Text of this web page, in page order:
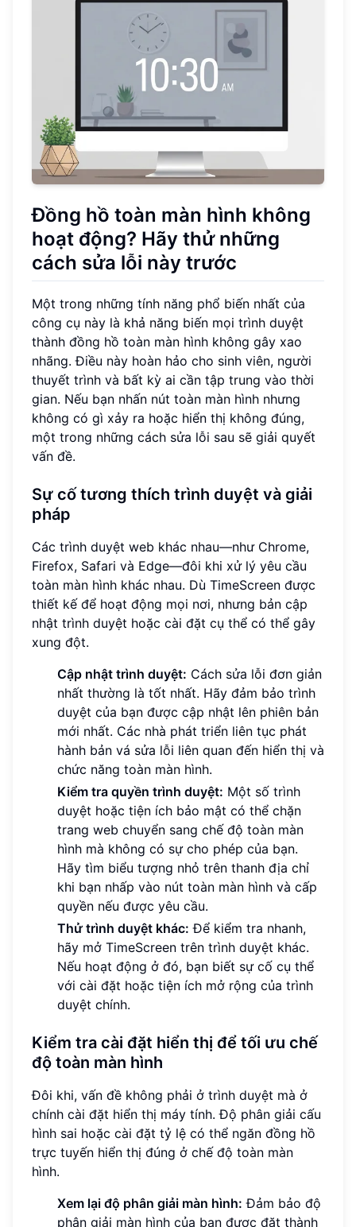
Đồng hồ toàn màn hình không
hoạt động? Hãy thử những
cách sửa lỗi này trước
Một trong những tính năng phổ biến nhất của
công cụ này là khả năng biến mọi trình duyệt
thành đồng hồ toàn màn hình không gây xao
nhãng. Điều này hoàn hảo cho sinh viên, người
thuyết trình và bất kỳ ai cần tập trung vào thời
gian. Nếu bạn nhấn nút toàn màn hình nhưng
không có gì xảy ra hoặc hiển thị không đúng,
một trong những cách sửa lỗi sau sẽ giải quyết
vấn đề.
Sự cố tương thích trình duyệt và giải
pháp
Các trình duyệt web khác nhau—như Chrome,
Firefox, Safari và Edge—đôi khi xử lý yêu cầu
toàn màn hình khác nhau. Dù TimeScreen được
thiết kế để hoạt động mọi nơi, nhưng bản cập
nhật trình duyệt hoặc cài đặt cụ thể có thể gây
xung đột.
Cập nhật trình duyệt: Cách sửa lỗi đơn giản
nhất thường là tốt nhất. Hãy đảm bảo trình
duyệt của bạn được cập nhật lên phiên bản
mới nhất. Các nhà phát triển liên tục phát
hành bản vá sửa lỗi liên quan đến hiển thị và
chức năng toàn màn hình.
Kiểm tra quyền trình duyệt: Một số trình
duyệt hoặc tiện ích bảo mật có thể chặn
trang web chuyển sang chế độ toàn màn
hình mà không có sự cho phép của bạn.
Hãy tìm biểu tượng nhỏ trên thanh địa chỉ
khi bạn nhấp vào nút toàn màn hình và cấp
quyền nếu được yêu cầu.
Thử trình duyệt khác: Để kiểm tra nhanh,
hãy mở TimeScreen trên trình duyệt khác.
Nếu hoạt động ở đó, bạn biết sự cố cụ thể
với cài đặt hoặc tiện ích mở rộng của trình
duyệt chính.
Kiểm tra cài đặt hiển thị để tối ưu chế
độ toàn màn hình
Đôi khi, vấn đề không phải ở trình duyệt mà ở
chính cài đặt hiển thị máy tính. Độ phân giải cấu
hình sai hoặc cài đặt tỷ lệ có thể ngăn đồng hồ
trực tuyến hiển thị đúng ở chế độ toàn màn
hình.
Xem lại độ phân giải màn hình: Đảm bảo độ
phân giải màn hình của bạn được đặt thành